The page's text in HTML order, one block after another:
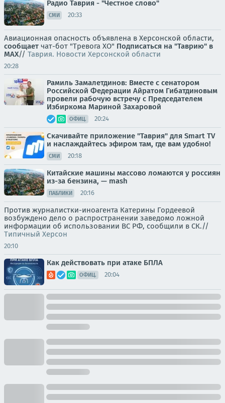
Радио Таврия - "Честное слово"
СМИ 20:33
Авиационная опасность объявлена в Херсонской области,
сообщает чат-бот "Тревога ХО" Подписаться на "Таврию" в
MAX// Таврия. Новости Херсонской области
20:28
Рамиль Замалетдинов: Вместе с сенатором
Российской Федерации Айратом Гибатдиновым
провели рабочую встречу с Председателем
Избиркома Мариной Захаровой
ОФИЦ. 20:24
Скачивайте приложение "Таврия" для Smart TV
и наслаждайтесь эфиром там, где вам удобно!
СМИ 20:18
Китайские машины массово ломаются у россиян
из-за бензина, — mash
ПАБЛИКИ 20:16
Против журналистки-иноагента Катерины Гордеевой
возбуждено дело о распространении заведомо ложной
информации об использовании ВС РФ, сообщили в СК.//
Типичный Херсон
20:10
Как действовать при атаке БПЛА
ОФИЦ. 20:04